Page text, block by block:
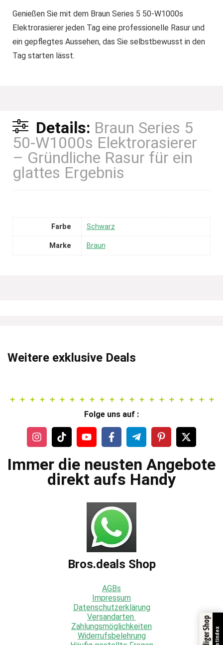
Genießen Sie mit dem Braun Series 5 50-W1000s
Elektrorasierer jeden Tag eine professionelle Rasur und
ein gepflegtes Aussehen, das Sie selbstbewusst in den
Tag starten lässt.
Details: Braun Series 5
50-W1000s Elektrorasierer
– Gründliche Rasur für ein
glattes Ergebnis
Farbe Schwarz
Marke Braun
Weitere exklusive Deals
Folge uns auf :
Immer die neusten Angebote
direkt aufs Handy
Bros.deals Shop
AGBs
Impressum
Datenschutzerklärung
Versandarten
Zahlungsmöglichkeiten
Widerrufsbelehrung